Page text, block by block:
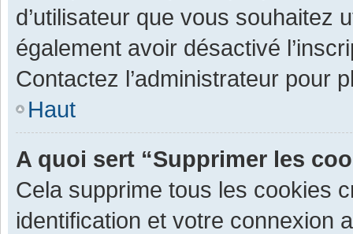
d’utilisateur que vous souhaitez
également avoir désactivé
Contactez l’administrateur pour
Haut
A quoi sert “Supprimer les
Cela supprime tous les cookies
identification et votre connexion